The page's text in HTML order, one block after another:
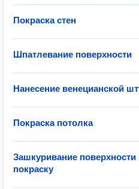
Покраска стен
Шпатлевание поверхности
Нанесение венецианской
Покраска потолка
Зашкуривание
покраску